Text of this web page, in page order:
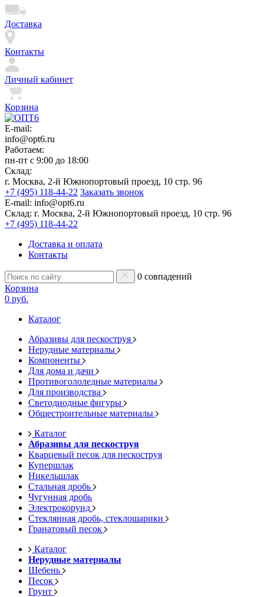
Доставка
Контакты
Личный кабинет
Корзина
E-mail:
info@opt6.ru
Работаем:
пн-пт с 9:00 до 18:00
Склад:
г. Москва, 2-й Южнопортовый проезд, 10 стр. 96
+7 (495) 118-44-22 Заказать звонок
E-mail: info@opt6.ru
Склад: г. Москва, 2-й Южнопортовый проезд, 10 стр. 96
+7 (495) 118-44-22
Доставка и оплата
Контакты
0 совпадений
Корзина
0 руб.
Каталог
Абразивы для пескоструя
Нерудные материалы
Компоненты
Для дома и дачи
Противогололедные материалы
Для производства
Светодиодные фигуры
Общестроительные материалы
Каталог
Абразивы для пескоструя
Кварцевый песок для пескоструя
Купершлак
Никельшлак
Стальная дробь
Чугунная дробь
Электрокорунд
Стеклянная дробь, стеклошарики
Гранатовый песок
Каталог
Нерудные материалы
Щебень
Песок
Грунт